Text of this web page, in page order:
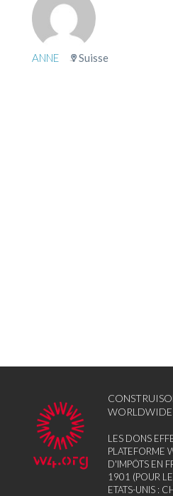
ANNE Suisse
WORLDWIDE
LES DONS
PLATEFORME
D'IMPÔTS EN
1901 (POUR
ETATS-UNIS :